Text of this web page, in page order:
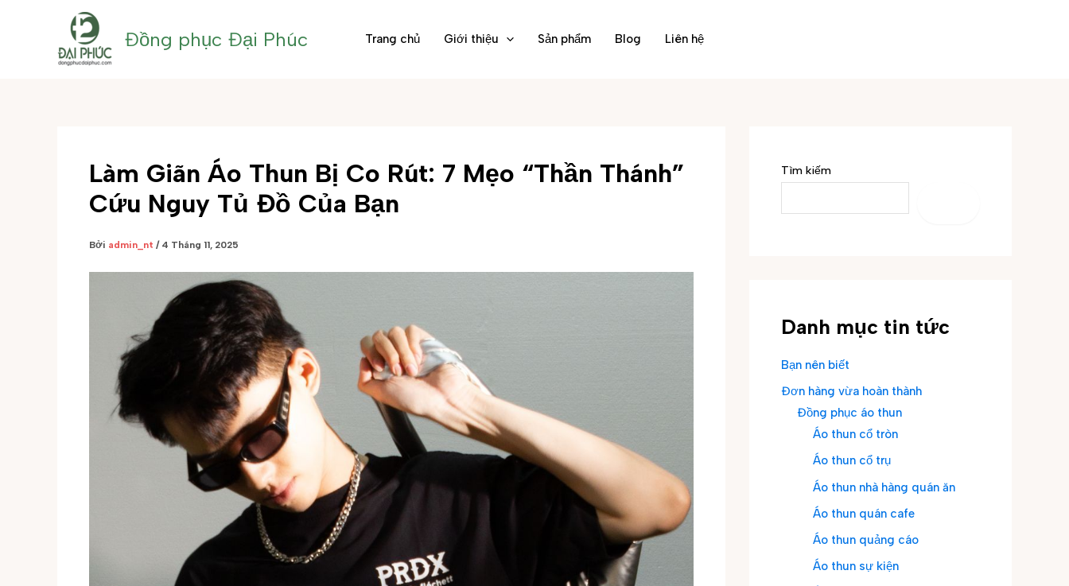
Đồng phục Đại Phúc Trang chủ Giới thiệu Sản phẩm Blog Liên hệ
Làm Giãn Áo Thun Bị Co Rút: 7 Mẹo “Thần Thánh”
Cứu Nguy Tủ Đồ Của Bạn
Bởi admin_nt / 4 Tháng 11, 2025
Tìm kiếm
Danh mục tin tức
Bạn nên biết
Đơn hàng vừa hoàn thành
Đồng phục áo thun
Áo thun cổ tròn
Áo thun cổ trụ
Áo thun nhà hàng quán ăn
Áo thun quán cafe
Áo thun quảng cáo
Áo thun sự kiện